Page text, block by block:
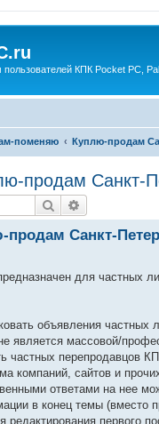
КПК Pocket PC,
поменяю Куплю-продам
продам Санкт-
Поиск
Санкт-
для частных
объявления
является массовой/
перепродавцов
компаний, сайтов и
ответами на нее
в конец темы (вместо
редактирования первого